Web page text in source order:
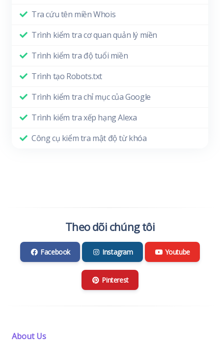
Tra cứu tên miền Whois
Trình kiểm tra cơ quan quản lý miền
Trình kiểm tra độ tuổi miền
Trình tạo Robots.txt
Trình kiểm tra chỉ mục của Google
Trình kiểm tra xếp hạng Alexa
Công cụ kiểm tra mật độ từ khóa
Theo dõi chúng tôi
Facebook Instagram Youtube
Pinterest
About Us